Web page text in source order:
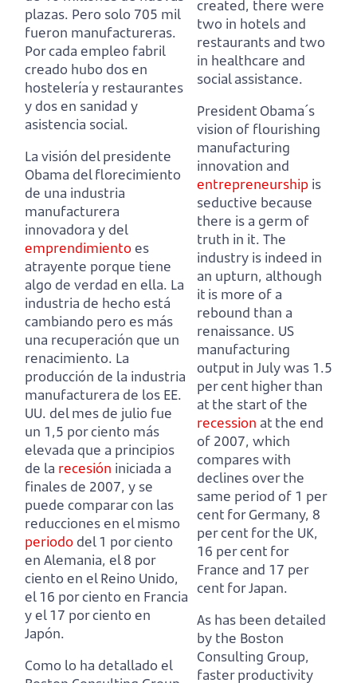
plazas. Pero solo 705 mil
fueron manufactureras.
Por cada empleo fabril
creado hubo dos en
hostelería y restaurantes
y dos en sanidad y
asistencia social.
La visión del presidente
Obama del florecimiento
de una industria
manufacturera
innovadora y del
emprendimientoes
atrayente porque tiene
algo de verdad en ella. La
industria de hecho está
cambiando pero es más
una recuperación que un
renacimiento. La
producción de la industria
manufacturera de los EE.
UU. del mes de julio fue
un 1,5 por ciento más
elevada que a principios
de la recesión iniciada a
finales de 2007, y se
puede comparar con las
reducciones en el mismo
periodo del 1 por ciento
en Alemania, el 8 por
ciento en el Reino Unido,
el 16 por ciento en Francia
y el 17 por ciento en
Japón.
Como lo ha detallado el
created, there were
two in hotels and
restaurants and two
in healthcare and
social assistance.
President Obama´s
vision of flourishing
manufacturing
innovation and
entrepreneurship is
seductive because
there is a germ of
truth in it. The
industry is indeed in
an upturn, although
it is more of a
rebound than a
renaissance. US
manufacturing
output in July was 1.5
per cent higher than
at the start of the
recession at the end
of 2007, which
compares with
declines over the
same period of 1 per
cent for Germany, 8
per cent for the UK,
16 per cent for
France and 17 per
cent for Japan.
As has been detailed
by the Boston
Consulting Group,
faster productivity